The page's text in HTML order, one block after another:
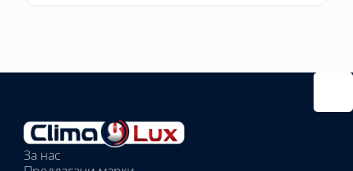
Избрани
вътрешни
тела:За нас